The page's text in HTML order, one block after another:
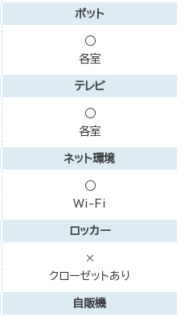
ポット
○
各室
テレビ
○
各室
ネット環境
○
Wi-Fi
ロッカー
×
クローゼットあり
自販機